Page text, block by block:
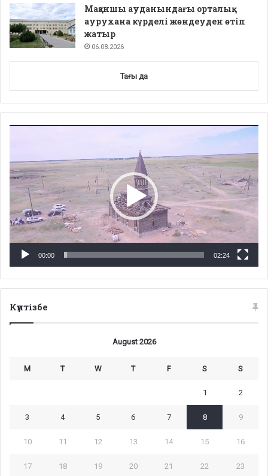
Мақаншы ауданындағы орталық
аурухана күрделі жөндеуден өтіп
жатыр
06.08.2026
Тағы да
00:00 02:24
Күнтізбе
August 2026
M T W T F S S
1 2
3 4 5 6 7 8 9
10 11 12 13 14 15 16
17 18 19 20 21 22 23